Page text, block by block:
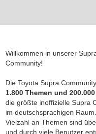
Willkommen in unserer
Community!
Die Toyota Supra
1.800 Themen und
die größte inoffizielle Supra
im deutschsprachigen
Vielzahl an Themen sind
und durch viele Benutzer